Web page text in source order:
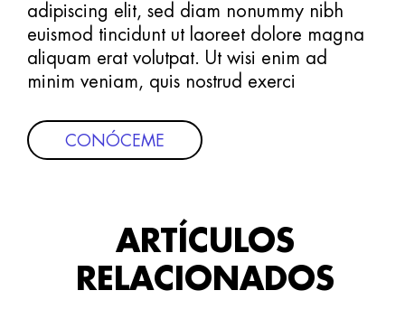
adipiscing elit, sed diam nonummy nibh
euismod tincidunt ut laoreet dolore magna
aliquam erat volutpat. Ut wisi enim ad
minim veniam, quis nostrud exerci
CONÓCEME
ARTÍCULOS
RELACIONADOS